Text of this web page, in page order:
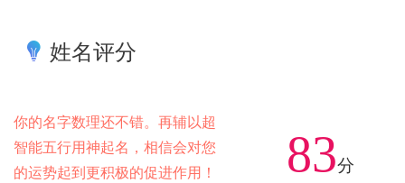
姓名评分
你的名字数理还不错。再辅以超
智能五行用神起名，相信会对您
的运势起到更积极的促进作用！
83分